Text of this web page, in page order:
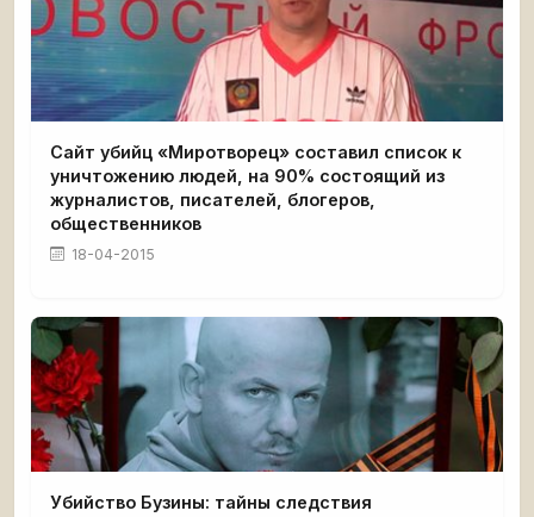
Cайт убийц «Миротворец» составил список к
уничтожению людей, на 90% состоящий из
журналистов, писателей, блогеров,
общественников
18-04-2015
Убийство Бузины: тайны следствия